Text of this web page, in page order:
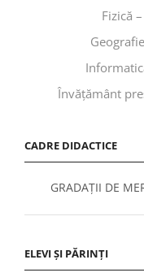
Fizică
Învăţământ
CADRE DIDACTICE
GRADAȚII DE
ELEVI ȘI PĂRINȚI